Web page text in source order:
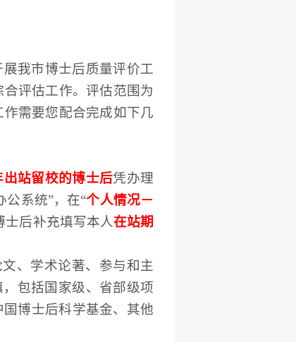
我市博士后质量评价工
合评估工作。评估范围为
作需要您配合完成如下几
站留校的博士后凭办理
公系统”，在“个人情况－
士后补充填写本人在站期
、学术论著、参与和 主
包括国家级、省部级项
博士后科学基金、其他